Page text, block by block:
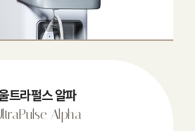
트라펄스 알파
Alpha